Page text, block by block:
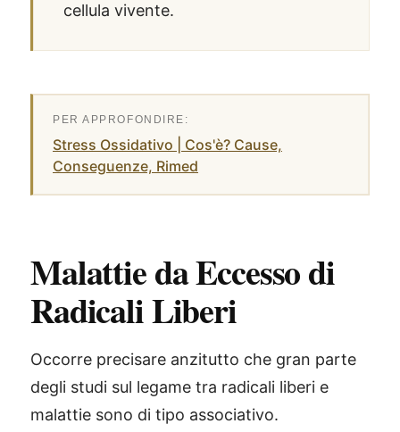
cellula vivente.
Stress Ossidativo | Cos'è? Cause,
Conseguenze, Rimed
Malattie da Eccesso di
Radicali Liberi
Occorre precisare anzitutto che gran parte
degli studi sul legame tra radicali liberi e
malattie sono di tipo associativo.